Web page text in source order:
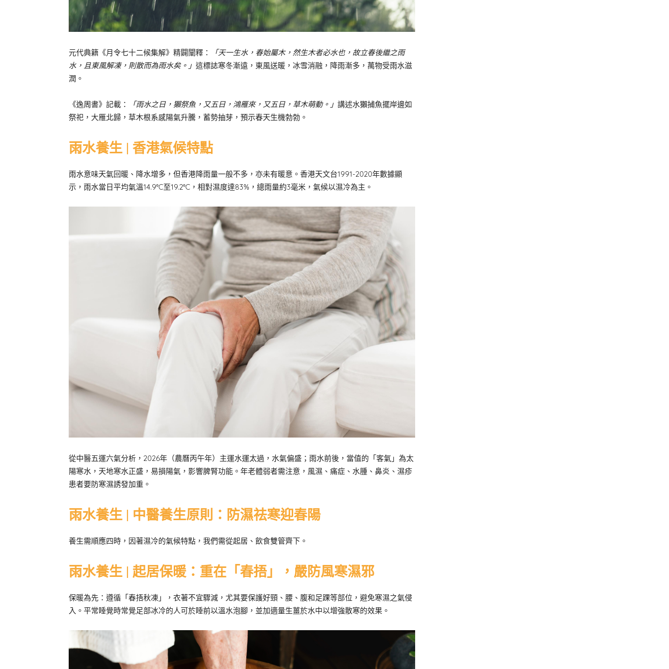
元代典籍《月令七十二候集解》精闢闡釋：
「天一生水，春始屬木，然生木者必水也，故立春後繼之雨
水，且東風解凍，則散而為雨水矣。」 這標誌寒冬漸遠，東風送暖，冰雪消融，降雨漸多，萬物受雨水滋
潤。
《逸周書》記載： 「雨水之日，獺祭魚，又五日，鴻雁來，又五日，草木萌動。」 講述水獺捕魚擺岸邊如
祭祀，大雁北歸，草木根系感陽氣升騰，蓄勢抽芽，預示春天生機勃勃。
雨水養生 | 香港氣候特點
雨水意味天氣回暖、降水增多，但香港降雨量一般不多，亦未有暖意。香港天文台1991-2020年數據顯
示，雨水當日平均氣溫14.9°C至19.2°C，相對濕度達83%，總雨量約3毫米，氣候以濕冷為主。
從中醫五運六氣分析，2026年（農曆丙午年）主運水運太過，水氣偏盛；雨水前後，當值的「客氣」為太
陽寒水，天地寒水正盛，易損陽氣，影響脾腎功能。年老體弱者需注意，風濕、痛症、水腫、鼻炎、濕疹
患者要防寒濕誘發加重。
雨水養生 | 中醫養生原則：防濕祛寒迎春陽
養生需順應四時，因著濕冷的氣候特點，我們需從起居、飲食雙管齊下。
雨水養生 | 起居保暖：重在「春捂」，嚴防風寒濕邪
保暖為先：遵循「春捂秋凍」，衣著不宜驟減，尤其要保護好頸、腰、腹和足踝等部位，避免寒濕之氣侵
入。平常睡覺時常覺足部冰冷的人可於睡前以溫水泡腳，並加適量生薑於水中以增強散寒的效果。